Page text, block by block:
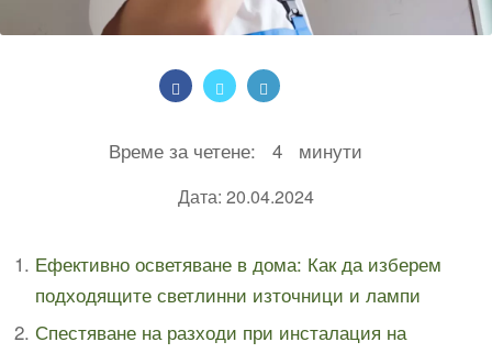
Време за четене: 4 минути
Дата: 20.04.2024
Ефективно осветяване в дома: Как да изберем
подходящите светлинни източници и лампи
Спестяване на разходи при инсталация на